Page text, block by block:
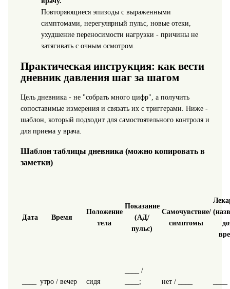
Повторяющиеся эпизоды с выраженными
симптомами, нерегулярный пульс, новые отеки,
ухудшение переносимости нагрузки - причины не
затягивать с очным осмотром.
Практическая инструкция: как вести
дневник давления шаг за шагом
Цель дневника - не "собрать много цифр", а получить
сопоставимые измерения и связать их с триггерами. Ниже -
шаблон, который подходит для самостоятельного контроля и
для приема у врача.
Шаблон таблицы дневника (можно копировать в
заметки)
Дата Время
Положение
тела
Показание
(АД/
пульс)
Самочувствие/
симптомы
утро / вечер сидя
____ /
____;
нет / ____